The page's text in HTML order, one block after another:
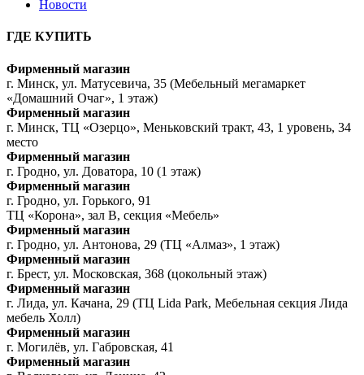
Новости
ГДЕ КУПИТЬ
Фирменный магазин
г. Минск, ул. Матусевича, 35 (Мебельный мегамаркет
«Домашний Очаг», 1 этаж)
Фирменный магазин
г. Минск, ТЦ «Озерцо», Меньковский тракт, 43, 1 уровень, 34
место
Фирменный магазин
г. Гродно, ул. Доватора, 10 (1 этаж)
Фирменный магазин
г. Гродно, ул. Горького, 91
ТЦ «Корона», зал В, секция «Мебель»
Фирменный магазин
г. Гродно, ул. Антонова, 29 (ТЦ «Алмаз», 1 этаж)
Фирменный магазин
г. Брест, ул. Московская, 368 (цокольный этаж)
Фирменный магазин
г. Лида, ул. Качана, 29 (ТЦ Lida Park, Мебельная секция Лида
мебель Холл)
Фирменный магазин
г. Могилёв, ул. Габровская, 41
Фирменный магазин